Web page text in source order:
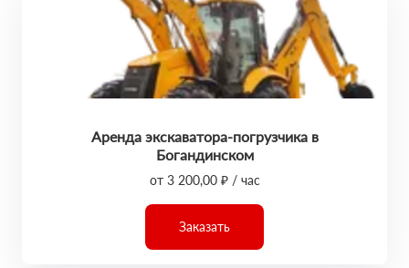
Аренда экскаватора-погрузчика в
Богандинском
от 3 200,00 ₽ / час
Заказать